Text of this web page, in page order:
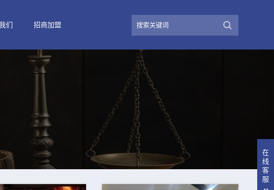
们 招商加盟
在
线
客
服